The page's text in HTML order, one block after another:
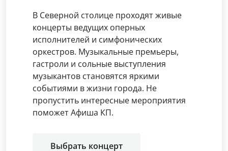
В Северной столице проходят живые
концерты ведущих оперных
исполнителей и симфонических
оркестров. Музыкальные премьеры,
гастроли и сольные выступления
музыкантов становятся яркими
событиями в жизни города. Не
пропустить интересные мероприятия
поможет Афиша КП.
Выбрать концерт